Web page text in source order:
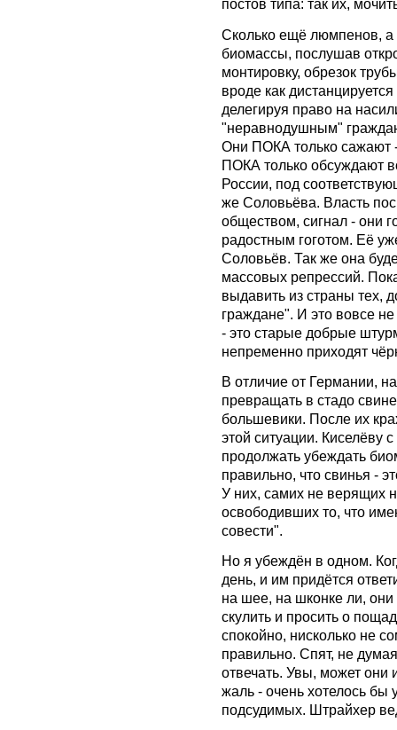
постов типа: так их,
Сколько ещё люмпенов,
биомассы, послушав
монтировку, обрезок
вроде как
делегируя право на
"неравнодушным"
Они ПОКА только сажают
ПОКА только обсуждают
России, под
же Соловьёва. Власть
обществом, сигнал - они
радостным гоготом. Её
Соловьёв. Так же она
массовых репрессий.
выдавить из страны тех,
граждане". И это вовсе
- это старые добрые
непременно приходят
В отличие от Германии,
превращать в стадо
большевики. После их
этой ситуации. Киселёву
продолжать убеждать
правильно, что свинья -
У них, самих не верящих
освободивших то, что
совести".
Но я убеждён в одном.
день, и им придётся
на шее, на шконке ли,
скулить и просить о
спокойно, нисколько не
правильно. Спят, не
отвечать. Увы, может
жаль - очень хотелось бы
подсудимых. Штрайхер